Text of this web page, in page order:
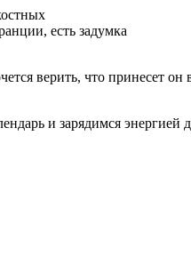
есть задумка
верить, что принесет он
и зарядимся энергией